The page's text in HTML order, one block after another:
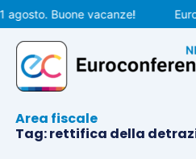
Vai
al
contenuto
Buone vacanze!
Area fiscale
Tag: rettifica della